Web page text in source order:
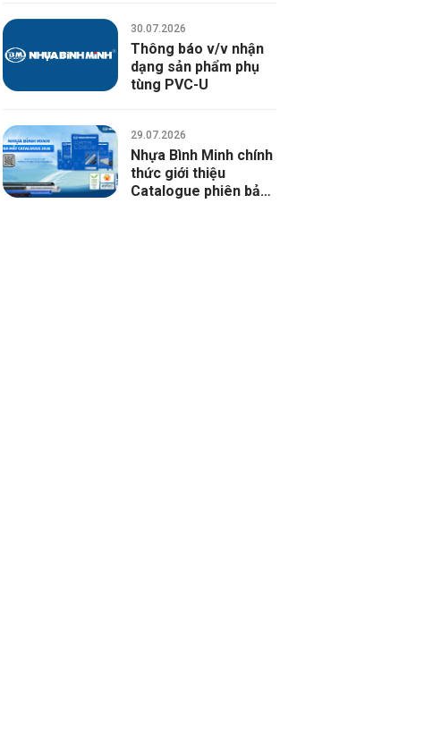
Ống luồn dây điện PVC-U
Phụ tùng ống luồn dây điện PVC-U
30.07.2026
Thông báo v/v nhận
dạng sản phẩm phụ
tùng PVC-U
29.07.2026
Nhựa Bình Minh chính
thức giới thiệu
Catalogue phiên bản